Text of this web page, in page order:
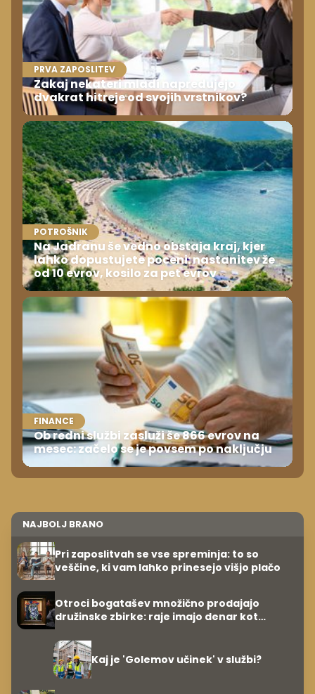
PRVA ZAPOSLITEV
Zakaj nekateri mladi napredujejo
dvakrat hitreje od svojih vrstnikov?
POTROŠNIK
Na Jadranu še vedno obstaja kraj, kjer
lahko dopustujete poceni: nastanitev že
od 10 evrov, kosilo za pet evrov
FINANCE
Ob redni službi zasluži še 866 evrov na
mesec: začelo se je povsem po naključju
NAJBOLJ BRANO
Pri zaposlitvah se vse spreminja: to so
veščine, ki vam lahko prinesejo višjo plačo
Otroci bogatašev množično prodajajo
družinske zbirke: raje imajo denar kot
Kaj je 'Golemov učinek' v službi?